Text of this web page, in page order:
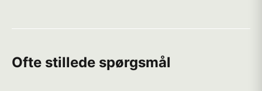
Ofte stillede spørgsmål